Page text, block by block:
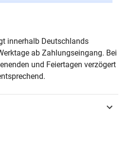
Hamburg 2025
innerhalb Deutschlands
ab Zahlungseingang. Bei
und Feiertagen verzögert